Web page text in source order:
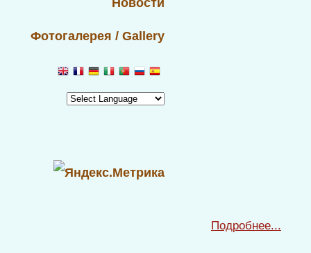
Новости
Фотогалерея / Gallery
Подробнее...